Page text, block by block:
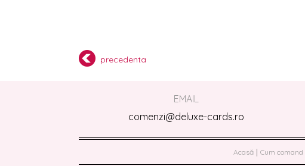
precedenta
EMAIL
comenzi@deluxe-cards.ro
Acasă | Cum comand